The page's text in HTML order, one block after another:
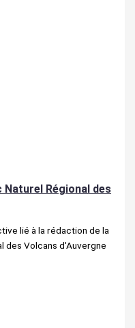
Régional des
lié à la rédaction de la
des Volcans d'Auvergne